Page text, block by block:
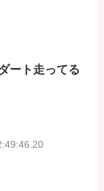
ート走ってる